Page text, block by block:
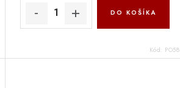
DO KOŠÍKA
Kód: PO58